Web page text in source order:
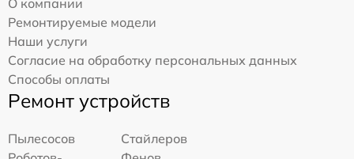
О компании
Ремонтируемые модели
Наши услуги
Согласие на обработку персональных данных
Способы оплаты
Ремонт устройств
Пылесосов
Стайлеров